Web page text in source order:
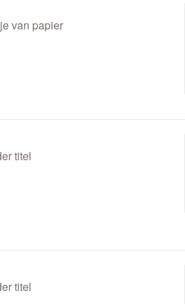
van papier
titel
titel